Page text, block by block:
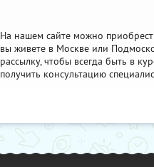
На нашем сайте можно
вы живете в Москве или
рассылку, чтобы всегда быть в
получить консультацию